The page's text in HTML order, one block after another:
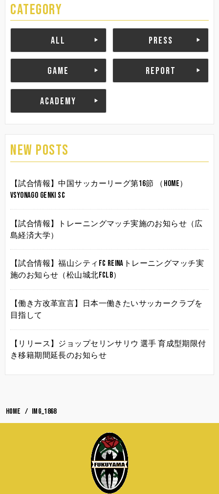
CATEGORY
ALL PRESS
GAME REPORT
ACADEMY
NEW POSTS
【試合情報】中国サッカーリーグ第16節 （HOME）
vsYonago Genki SC
【試合情報】トレーニングマッチ実施のお知らせ（広
島経済大学）
【試合情報】福山シティFC Reinaトレーニングマッチ実
施のお知らせ（松山城北FCLB）
【働き方改革宣言】日本一働きたいサッカークラブを
目指して
【リリース】ジョップセリンサリウ 選手 育成型期限付
き移籍期間延長のお知らせ
HOME IMG_1868